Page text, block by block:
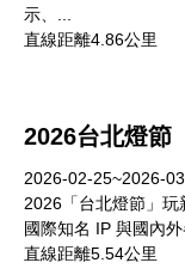
示、...
直線距離4.86公里
2026台北燈節
2026-02-25~2026-
2026「台北燈節」
國際知名 IP 與國內
直線距離5.54公里